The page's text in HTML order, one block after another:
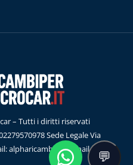
– Tutti i diritti riservati
Sede Legale Via
alpharicambisrl@gmail.com